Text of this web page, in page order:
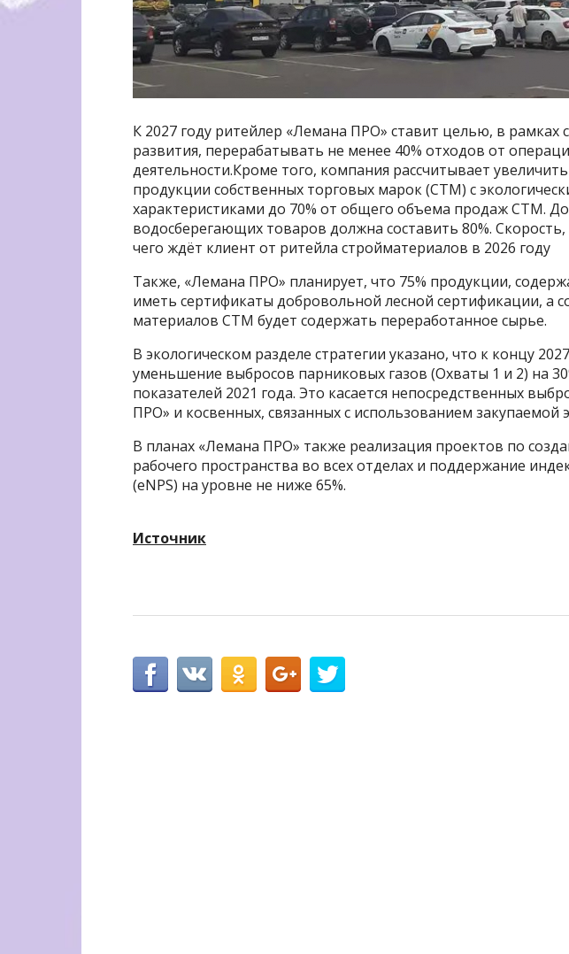
К 2027 году ритейлер «Лемана ПРО» ставит целью, в рамках
развития, перерабатывать не менее 40% отходов от
деятельности.Кроме того, компания рассчитывает
продукции собственных торговых марок (СТМ) с
характеристиками до 70% от общего объема продаж СТМ.
водосберегающих товаров должна составить 80%. Скорость,
чего ждёт клиент от ритейла стройматериалов в 2026 году
Также, «Лемана ПРО» планирует, что 75% продукции,
иметь сертификаты добровольной лесной сертификации, а
материалов СТМ будет содержать переработанное сырье.
В экологическом разделе стратегии указано, что к концу
уменьшение выбросов парниковых газов (Охваты 1 и 2) на
показателей 2021 года. Это касается непосредственных
ПРО» и косвенных, связанных с использованием закупаемой
В планах «Лемана ПРО» также реализация проектов по
рабочего пространства во всех отделах и поддержание
(eNPS) на уровне не ниже 65%.
Источник